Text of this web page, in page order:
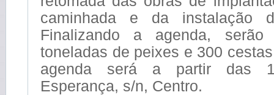
caminhada e da instalação
Finalizando a agenda, serão
toneladas de peixes e 300
agenda será a partir das
Esperança, s/n, Centro.